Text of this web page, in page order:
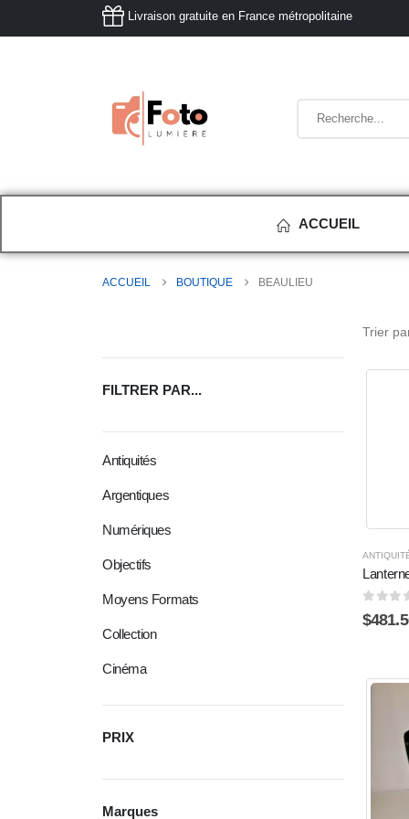
Livraison gratuite en France métropolitaine
ACCUEIL
ACCUEIL BOUTIQUE BEAULIEU
Trier
0 sur
$
FILTRER PAR...
Antiquités
Argentiques
Numériques
Objectifs
Moyens Formats
Collection
Cinéma
PRIX
Marques